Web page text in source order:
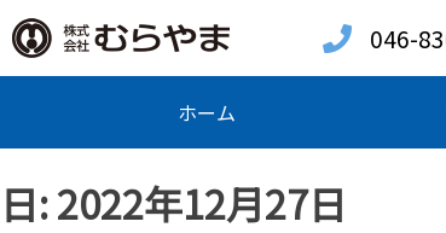
046-
ホーム
日:2022年12月27日